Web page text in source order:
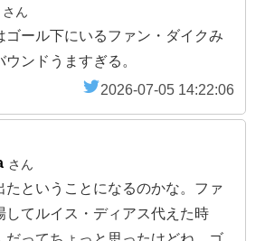
さん
ゴール下にいるファン・ダイクみ
ンドうますぎる。
2026-07-05 14:22:06
さん
たということになるのかな。ファ
してルイス・ディアス代えた時